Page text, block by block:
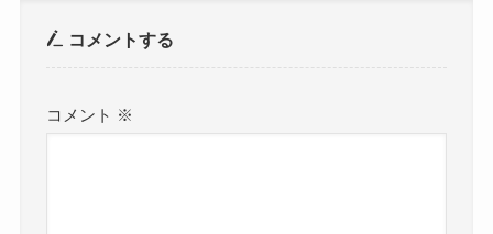
コメントする
コメント ※